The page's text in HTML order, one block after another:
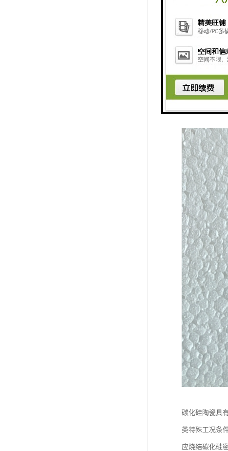
碳化硅陶瓷具
类特殊工况条
应烧结碳化硅